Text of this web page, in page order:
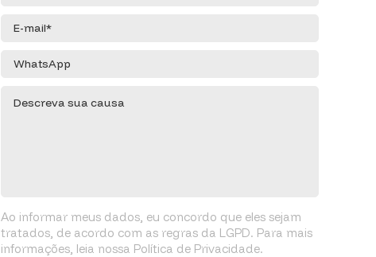
Ao informar meus dados, eu concordo que eles sejam
tratados, de acordo com as regras da LGPD. Para mais
informações, leia nossa Política de Privacidade.